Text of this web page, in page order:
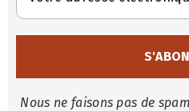
Nous ne faisons pas de